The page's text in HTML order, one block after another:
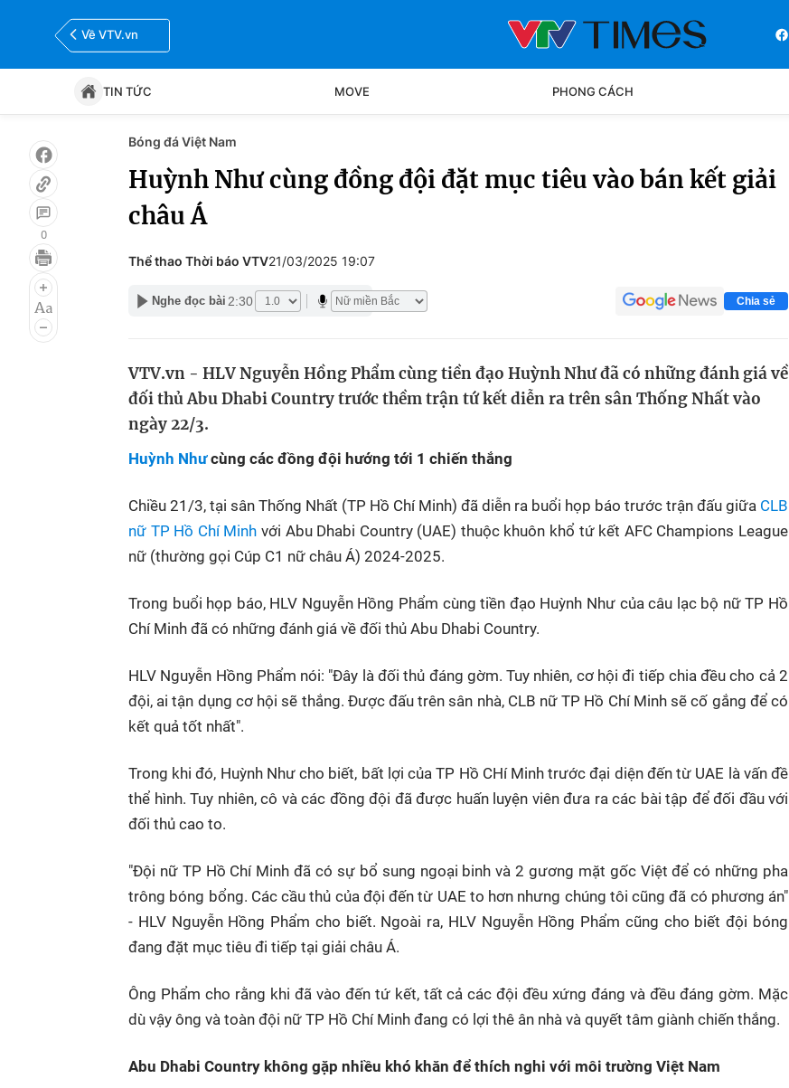
Về VTV.vn
TIN TỨC MOVE PHONG CÁCH
Tin tức
Bóng đá
0
Bóng đá Việt Nam
Huỳnh Như cùng đồng đội đặt mục tiêu vào bán kết giải
châu Á
Thể thao Thời báo VTV21/03/2025 19:07
Nghe đọc bài 2:30 Chia sẻ
VTV.vn - HLV Nguyễn Hồng Phẩm cùng tiền đạo Huỳnh Như đã có những đánh giá về
đối thủ Abu Dhabi Country trước thềm trận tứ kết diễn ra trên sân Thống Nhất vào
ngày 22/3.
Huỳnh Nhưcùng các đồng đội hướng tới 1 chiến thắng
Chiều 21/3, tại sân Thống Nhất (TP Hồ Chí Minh) đã diễn ra buổi họp báo trước trận đấu giữa CLB
nữ TP Hồ Chí Minh với Abu Dhabi Country (UAE) thuộc khuôn khổ tứ kết AFC Champions League
nữ (thường gọi Cúp C1 nữ châu Á) 2024-2025.
Trong buổi họp báo, HLV Nguyễn Hồng Phẩm cùng tiền đạo Huỳnh Như của câu lạc bộ nữ TP Hồ
Chí Minh đã có những đánh giá về đối thủ Abu Dhabi Country.
HLV Nguyễn Hồng Phẩm nói: "Đây là đối thủ đáng gờm. Tuy nhiên, cơ hội đi tiếp chia đều cho cả 2
đội, ai tận dụng cơ hội sẽ thắng. Được đấu trên sân nhà, CLB nữ TP Hồ Chí Minh sẽ cố gắng để có
kết quả tốt nhất".
Trong khi đó, Huỳnh Như cho biết, bất lợi của TP Hồ CHí Minh trước đại diện đến từ UAE là vấn đề
thể hình. Tuy nhiên, cô và các đồng đội đã được huấn luyện viên đưa ra các bài tập để đối đầu với
đối thủ cao to.
"Đội nữ TP Hồ Chí Minh đã có sự bổ sung ngoại binh và 2 gương mặt gốc Việt để có những pha
trông bóng bổng. Các cầu thủ của đội đến từ UAE to hơn nhưng chúng tôi cũng đã có phương án"
- HLV Nguyễn Hồng Phẩm cho biết. Ngoài ra, HLV Nguyễn Hồng Phẩm cũng cho biết đội bóng
đang đặt mục tiêu đi tiếp tại giải châu Á.
Ông Phẩm cho rằng khi đã vào đến tứ kết, tất cả các đội đều xứng đáng và đều đáng gờm. Mặc
dù vậy ông và toàn đội nữ TP Hồ Chí Minh đang có lợi thê ân nhà và quyết tâm giành chiến thắng.
Abu Dhabi Country không gặp nhiều khó khăn để thích nghi với môi trường Việt Nam